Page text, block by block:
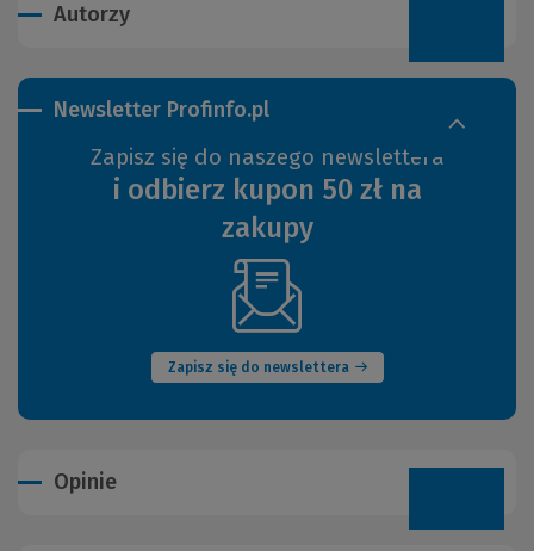
Autorzy
Newsletter Profinfo.pl
Zapisz się do naszego newslettera
i odbierz kupon 50 zł na
zakupy
Zapisz się do newslettera
(Nowe
okno)
Opinie